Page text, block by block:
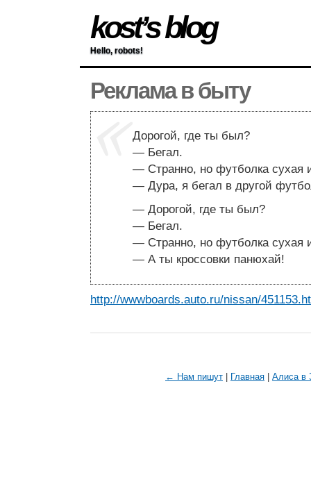
kost’s blog
Hello, robots!
Реклама в быту
Дорогой, где ты был?
— Бегал.
— Странно, но футболка сухая
— Дура, я бегал в другой
— Дорогой, где ты был?
— Бегал.
— Странно, но футболка сухая
— А ты кроссовки панюхай!
http://wwwboards.auto.ru/nissan/
← Нам пишут Главная Алиса в